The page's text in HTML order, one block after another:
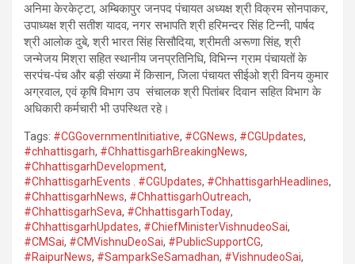
अनिमा केरकेट्टा, अम्बिकापुर जनपद पंचायत अध्यक्ष श्री विक्रम सोनपाकर,
उपाध्यक्ष श्री सतीश यादव, नगर सभापति श्री हरिमन्दर सिंह टिन्नी, पार्षद
श्री आलोक दुबे, श्री भारत सिंह सिसौदिया, श्रीमती अरूणा सिंह, श्री
जन्मेजय मिश्रा सहित स्थानीय जनप्रतिनिधि, विभिन्न ग्राम पंचायतों के
सरपंच-पंच और बड़ी संख्या में किसान, जिला पंचायत सीईओ श्री विनय कुमार
अग्रवाल, एवं कृषि विभाग उप संचालक श्री पितांबर दिवान सहित विभाग के
अधिकारी कर्मचारी भी उपस्थित रहे।
Tags: #CGGovernmentInitiative, #CGNews, #CGUpdates,
#chhattisgarh, #ChhattisgarhBreakingNews,
#ChhattisgarhDevelopment,
#ChhattisgarhEvents . #CGUpdates, #ChhattisgarhHeadlines,
#ChhattisgarhNews, #ChhattisgarhOutreach,
#ChhattisgarhSeva, #ChhattisgarhToday,
#ChhattisgarhUpdates, #ChiefMinisterVishnudeoSai,
#CMSai, #CMVishnuDeoSai, #PublicSupportCG,
#RaipurNews, #SamparkSeSamadhan, #VishnudeoSai,